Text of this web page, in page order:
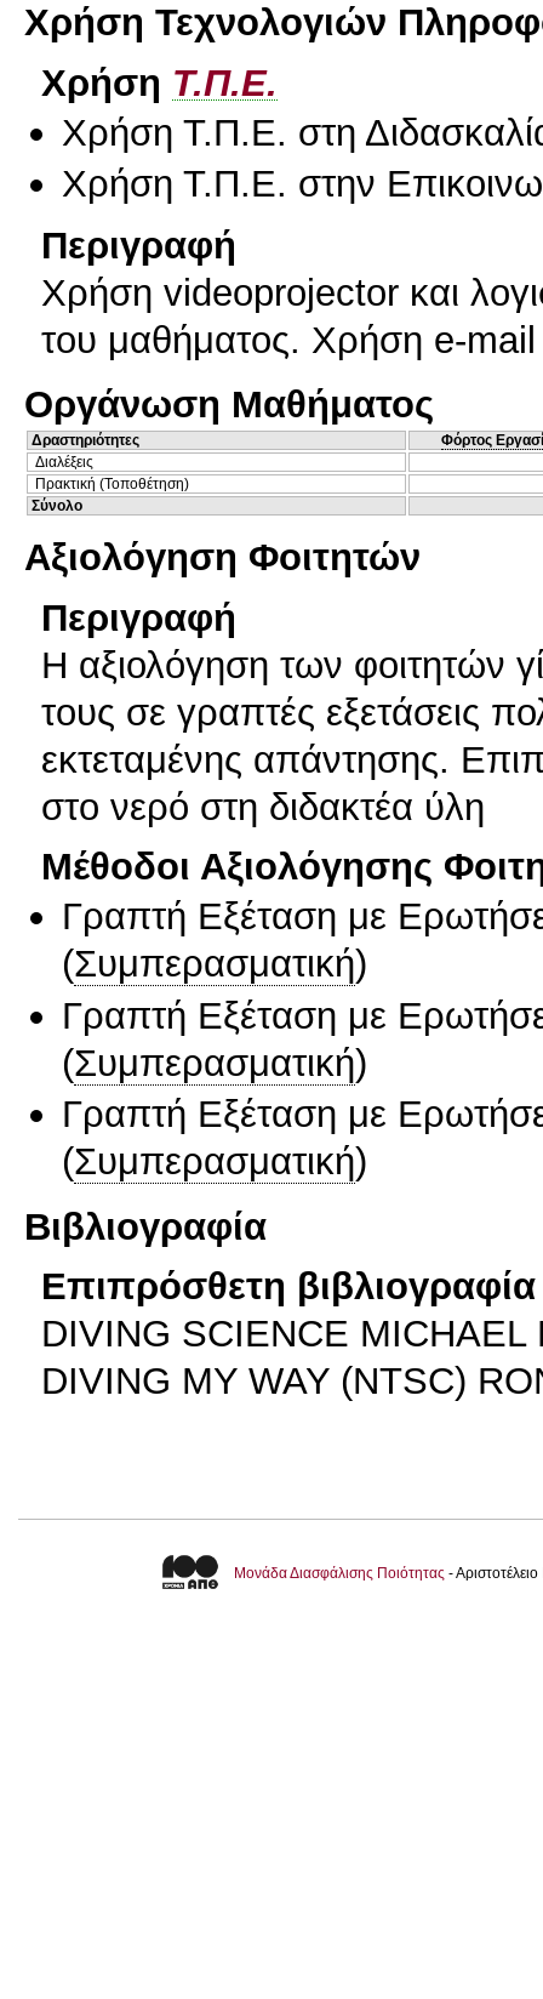
Χρήση Τεχνολογιών
Χρήση Τ.Π.Ε.
Χρήση Τ.Π.Ε. στη
Χρήση Τ.Π.Ε. στην
Περιγραφή
Χρήση videoprojector και
του μαθήματος. Χρήση e-mail
Οργάνωση Μαθήματος
Δραστηριότητες
Φόρτος
Διαλέξεις
Πρακτική (Τοποθέτηση)
Σύνολο
Αξιολόγηση Φοιτητών
Περιγραφή
Η αξιολόγηση των φοιτητών
τους σε γραπτές εξετάσεις
εκτεταμένης απάντησης.
στο νερό στη διδακτέα ύλη
Μέθοδοι Αξιολόγησης
Γραπτή Εξέταση με
(Συμπερασματική)
Γραπτή Εξέταση με
(Συμπερασματική)
Γραπτή Εξέταση με
(Συμπερασματική)
Βιβλιογραφία
Επιπρόσθετη βιβλιογραφία
DIVING SCIENCE MICHAEL
DIVING MY WAY (NTSC)
Μονάδα Διασφάλισης Ποιότητας -